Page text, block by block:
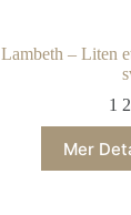
Lambeth – Liten
1
Mer